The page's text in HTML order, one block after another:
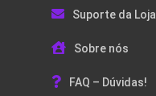
Suporte da Loja
Sobre nós
FAQ – Dúvidas!